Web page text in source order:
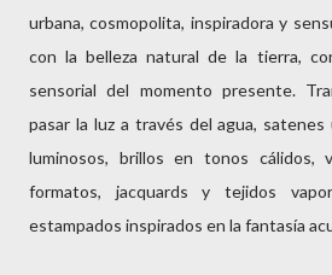
urbana, cosmopolita, inspiradora y
con la belleza natural de la tierra,
sensorial del momento presente.
pasar la luz a través del agua,
luminosos, brillos en tonos cálidos,
formatos, jacquards y tejidos
estampados inspirados en la fantasía